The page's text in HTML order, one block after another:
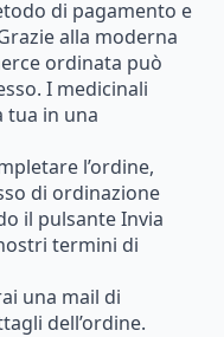
di pagamento e
alla moderna
ordinata può
I medicinali
tua in una
l’ordine,
di ordinazione
il pulsante Invia
termini di
una mail di
dell’ordine.